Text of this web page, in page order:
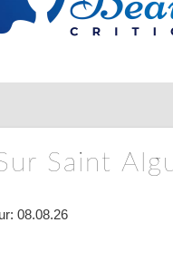
Saint
08.08.26